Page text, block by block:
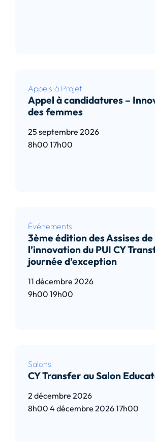
Appels à Projet
Appel à candidatures –
des femmes
25 septembre 2026
8h00 17h00
Événements
3ème édition des Assises de
l’innovation du PUI CY
journée d’exception
11 décembre 2026
9h00 19h00
Salons
CY Transfer au Salon
2 décembre 2026
8h00 4 décembre 202617h00